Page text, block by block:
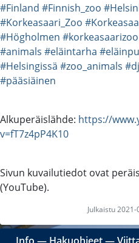
#Finland #Finnish_zoo
#Korkeasaari_Zoo
#Högholmen #korkeasaarizoo
#animals #eläintarha
#Helsingissä #zoo_animals
#pääsiäinen
Alkuperäislähde: https://
v=fT7z4pP4K10
Sivun kuvailutiedot ovat
(YouTube).
Julkaistu